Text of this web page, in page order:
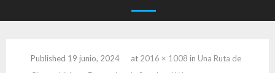
Published 19 junio, 2024 at 2016 × 1008 in Una Ruta de